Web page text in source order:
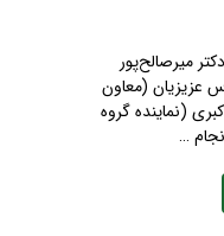
میرصالح‌پور
عزیزیان (معاون
(نماینده گروه
…